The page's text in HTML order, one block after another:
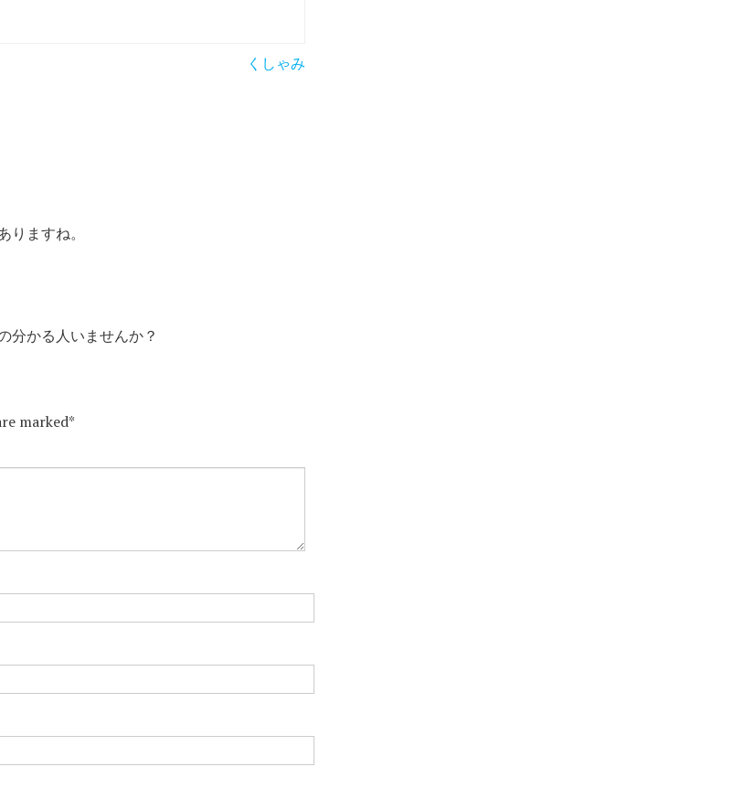
くしゃみ
ますね。
分かる人いませんか？
marked*